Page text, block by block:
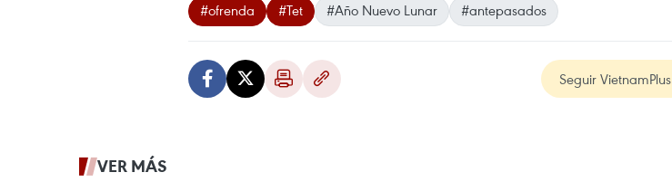
#ofrenda #Tet #Año Nuevo Lunar #antepasados
Seguir VietnamPlus
VER MÁS